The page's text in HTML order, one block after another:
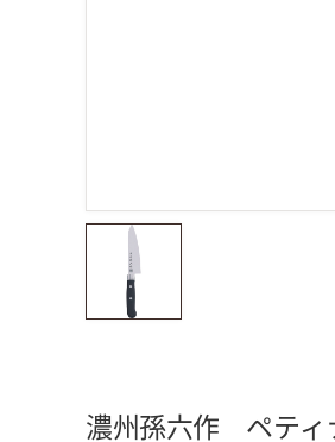
濃州孫六作 ペティ